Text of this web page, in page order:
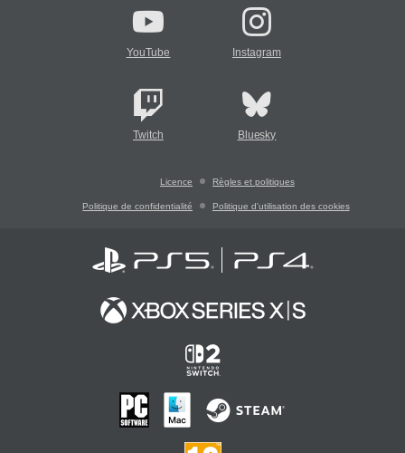
YouTube Instagram
Twitch Bluesky
Licence Règles et politiques
Politique de confidentialité Politique d'utilisation des cookies